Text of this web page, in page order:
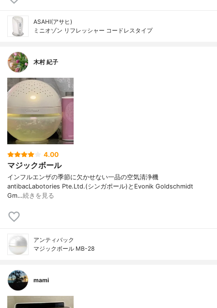
ASAHI(アサヒ)
ミニオゾン リフレッシャー コードレスタイプ
木村 紀子
4.00
マジックボール
インフルエンザの季節に欠かせない一品の空気清浄機
antibacLabotories Pte.Ltd.(シンガポール)とEvonik Goldschmidt
Gm…続きを見る
アンティバック
マジックボール MB-28
mami